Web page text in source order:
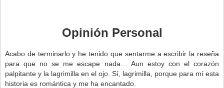
Opinión Personal
Acabo de terminarlo y he tenido que sentarme a escribir la reseña
para que no se me escape nada… Aun estoy con el corazón
palpitante y la lagrimilla en el ojo. Sí, lagrimilla, porque para mí esta
historia es romántica y me ha encantado.